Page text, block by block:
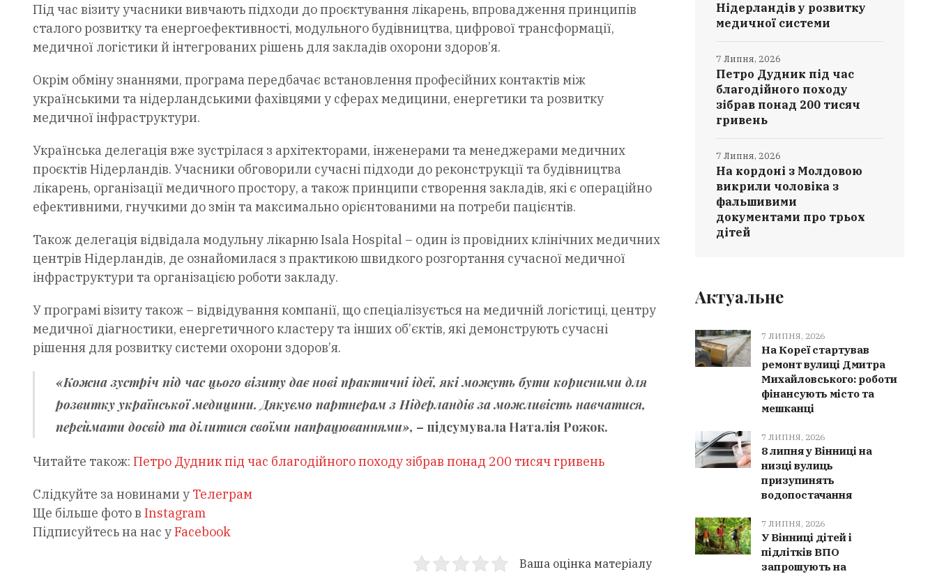
Під час візиту учасники вивчають підходи до проєктування лікарень, впровадження принципів
сталого розвитку та енергоефективності, модульного будівництва, цифрової трансформації,
медичної логістики й інтегрованих рішень для закладів охорони здоров’я.
Окрім обміну знаннями, програма передбачає встановлення професійних контактів між
українськими та нідерландськими фахівцями у сферах медицини, енергетики та розвитку
медичної інфраструктури.
Українська делегація вже зустрілася з архітекторами, інженерами та менеджерами медичних
проєктів Нідерландів. Учасники обговорили сучасні підходи до реконструкції та будівництва
лікарень, організації медичного простору, а також принципи створення закладів, які є операційно
ефективними, гнучкими до змін та максимально орієнтованими на потреби пацієнтів.
Також делегація відвідала модульну лікарню Isala Hospital – один із провідних клінічних медичних
центрів Нідерландів, де ознайомилася з практикою швидкого розгортання сучасної медичної
інфраструктури та організацією роботи закладу.
У програмі візиту також – відвідування компанії, що спеціалізується на медичній логістиці, центру
медичної діагностики, енергетичного кластеру та інших об’єктів, які демонструють сучасні
рішення для розвитку системи охорони здоров’я.
«Кожна зустріч під час цього візиту дає нові практичні ідеї, які можуть бути корисними для
розвитку української медицини. Дякуємо партнерам з Нідерландів за можливість навчатися,
переймати досвід та ділитися своїми напрацюваннями», – підсумувала Наталія Рожок.
Читайте також: Петро Дудник під час благодійного походу зібрав понад 200 тисяч гривень
Слідкуйте за новинами у Телеграм
Ще більше фото в Instagram
Підписуйтесь на нас уFacebook
Ваша оцінка матеріалу
Нідерландів у розвитку
медичної системи
Петро Дудник під час
благодійного походу
зібрав понад 200 тисяч
гривень
7 Липня, 2026
На кордоні з Молдовою
викрили чоловіка з
фальшивими
документами про трьох
дітей
7 Липня, 2026
Актуальне
7 ЛИПНЯ, 2026
На Кореї стартував
ремонт вулиці Дмитра
Михайловського: роботи
фінансують місто та
мешканці
7 ЛИПНЯ, 2026
8 липня у Вінниці на
низці вулиць
призупинять
водопостачання
7 ЛИПНЯ, 2026
У Вінниці дітей і
підлітків ВПО
запрошують на